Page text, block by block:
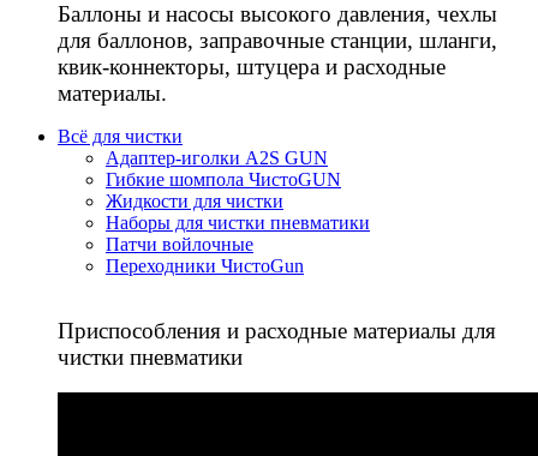
Баллоны и насосы высокого давления, чехлы
для баллонов, заправочные станции, шланги,
квик-коннекторы, штуцера и расходные
материалы.
Всё для чистки
Адаптер-иголки A2S GUN
Гибкие шомпола ЧистоGUN
Жидкости для чистки
Наборы для чистки пневматики
Патчи войлочные
Переходники ЧистоGun
Приспособления и расходные материалы для
чистки пневматики